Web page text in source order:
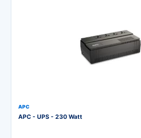
APC
APC - UPS - 230 Watt